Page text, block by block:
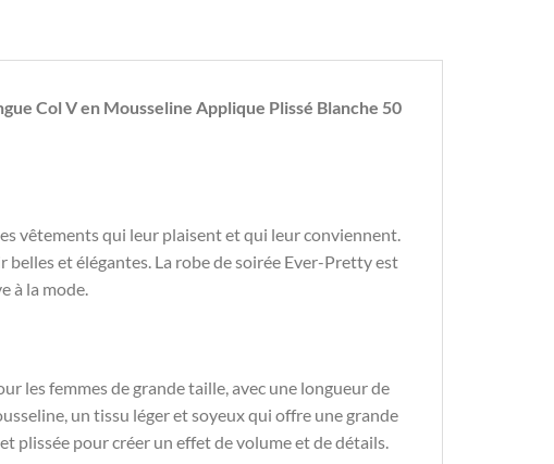
Col V en Mousseline Applique Plissé Blanche 50
vêtements qui leur plaisent et qui leur conviennent.
belles et élégantes. La robe de soirée Ever-Pretty est
à la mode.
les femmes de grande taille, avec une longueur de
un tissu léger et soyeux qui offre une grande
plissée pour créer un effet de volume et de détails.